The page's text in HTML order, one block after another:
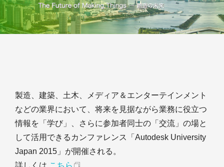
製造、建築、土木、メディア＆エンターテインメント
などの業界において、将来を見据ながら業務に役立つ
情報を「学び」、さらに参加者同士の「交流」の場と
して活用できるカンファレンス「Autodesk University
Japan 2015」が開催される。
詳しくは こちら